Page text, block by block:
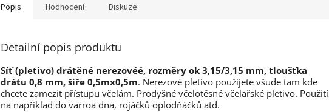
Popis Hodnocení Diskuze
Detailní popis produktu
Síť (pletivo) drátěné nerezovéé, rozměry ok 3,15/3,15 mm, tloušťka
drátu 0,8 mm, šíře 0,5mx0,5m. Nerezové pletivo použijete všude tam kde
chcete zamezit přístupu včelám. Prodyšné včelotěsné včelařské pletivo. Použití
na například do varroa dna, rojáčků oplodňáčků atd.